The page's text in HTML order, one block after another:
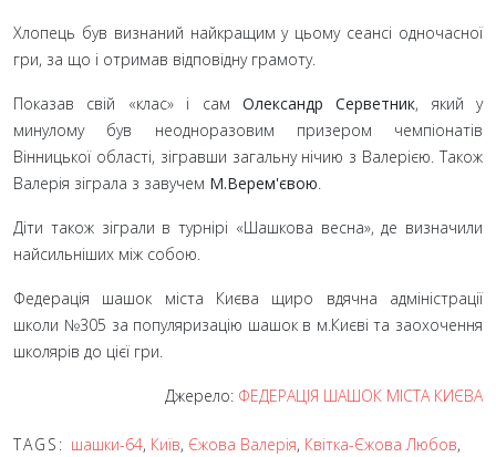
Хлопець був визнаний найкращим у цьому сеансі одночасної
гри, за що і отримав відповідну грамоту.
Показав свій «клас» і сам Олександр Серветник, який у
минулому був неодноразовим призером чемпіонатів
Вінницької області, зігравши загальну нічию з Валерією. Також
Валерія зіграла з завучем М.Верем'євою
Діти також зіграли в турнірі «Шашкова весна», де визначили
найсильніших між собою.
Федерація шашок міста Києва щиро вдячна адміністрації
школи №305 за популяризацію шашок в м.Києві та заохочення
школярів до цієї гри.
Джерело: ФЕДЕРАЦІЯ ШАШОК МІСТА КИЄВА
TAGS: шашки-64, Київ, Єжова Валерія, Квітка-Єжова Любов,